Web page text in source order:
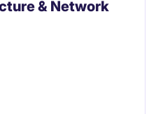
& Network